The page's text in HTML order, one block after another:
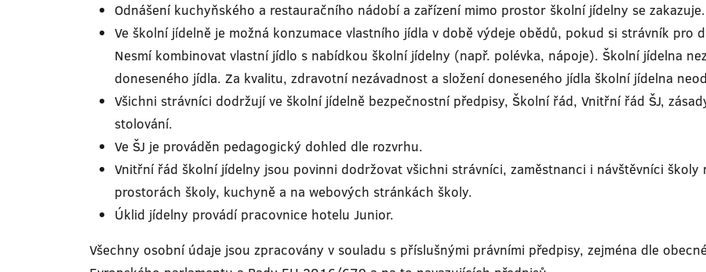
Odnášení kuchyňského a restauračního nádobí a zařízení mimo prostor školní jídelny se zakazuje.
Ve školní jídelně je možná konzumace vlastního jídla v době výdeje obědů, pokud si strávník pro
Nesmí kombinovat vlastní jídlo s nabídkou školní jídelny (např. polévka, nápoje). Školní jídelna
doneseného jídla. Za kvalitu, zdravotní nezávadnost a složení doneseného jídla školní jídelna
Všichni strávníci dodržují ve školní jídelně bezpečnostní předpisy, Školní řád, Vnitřní řád ŠJ,
stolování.
Ve ŠJ je prováděn pedagogický dohled dle rozvrhu.
Vnitřní řád školní jídelny jsou povinni dodržovat všichni strávníci, zaměstnanci i návštěvníci školy
prostorách školy, kuchyně a na webových stránkách školy.
Úklid jídelny provádí pracovnice hotelu Junior.
Všechny osobní údaje jsou zpracovány v souladu s příslušnými právními předpisy, zejména dle